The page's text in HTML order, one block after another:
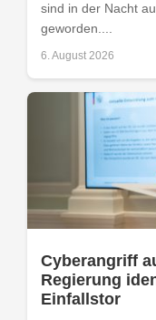
sind in der Nacht
geworden....
6. August 2026
Cyberangriff
Regierung
Einfallstor